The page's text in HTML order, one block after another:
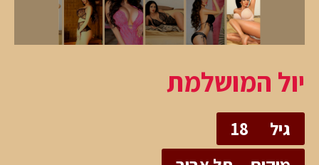
יול המושלמת
גיל
18